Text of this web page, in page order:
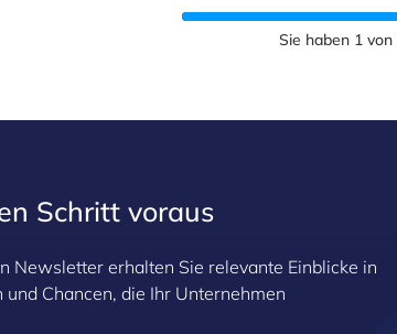
Sie haben 1von
Schritt voraus
Newsletter erhalten Sie relevante Einblicke in
Chancen, die Ihr Unternehmen